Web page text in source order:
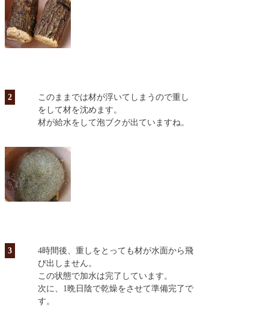
2
このままでは材が浮いてしまうので重し
をして材を沈めます。
材が給水をして泡ブクが出ていますね。
3
4時間後、重しをとっても材が水面から飛
び出しません。
この状態で加水は完了しています。
次に、1晩日陰で乾燥をさせて準備完了で
す。